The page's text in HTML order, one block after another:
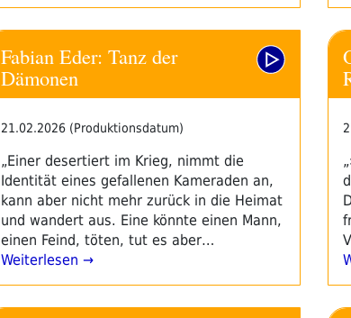
Fabian Eder: Tanz der
Dämonen
21.02.2026 (Produktionsdatum)
„Einer desertiert im Krieg, nimmt die
Identität eines gefallenen Kameraden an,
kann aber nicht mehr zurück in die Heimat
und wandert aus. Eine könnte einen Mann,
einen Feind, töten, tut es aber…
Weiterlesen →